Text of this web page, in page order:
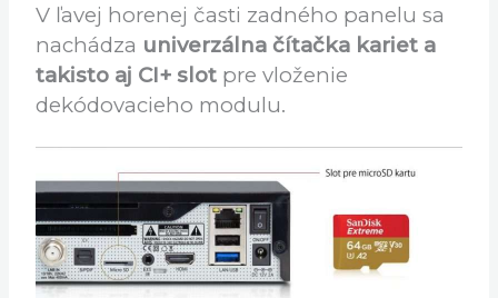
obývačkovej skrinky, alebo za TV.
Nachádza sa tu aj čítačka pre microSD
karty, na ktoré je možné aj nahrávať.
V ľavej horenej časti zadného panelu sa
nachádzauniverzálna čítačka kariet a
takisto aj CI+ slotpre vloženie
dekódovacieho modulu.